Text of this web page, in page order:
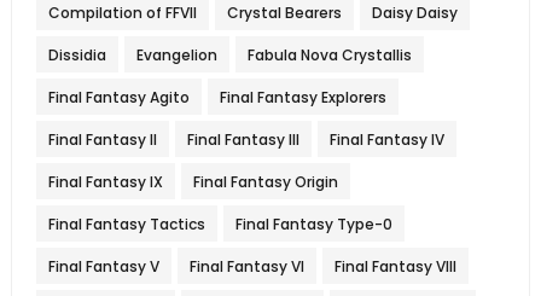
Compilation of FFVII Crystal Bearers Daisy Daisy
Dissidia Evangelion Fabula Nova Crystallis
Final Fantasy Agito Final Fantasy Explorers
Final Fantasy II Final Fantasy III Final Fantasy IV
Final Fantasy IX Final Fantasy Origin
Final Fantasy Tactics Final Fantasy Type-0
Final Fantasy V Final Fantasy VI Final Fantasy VIII